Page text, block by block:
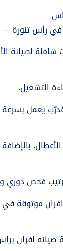
رأس تنورة —
لصيانة
التشغيل.
يعمل
الأعطال.
دوري وتنظيف
موثوقة في
افران